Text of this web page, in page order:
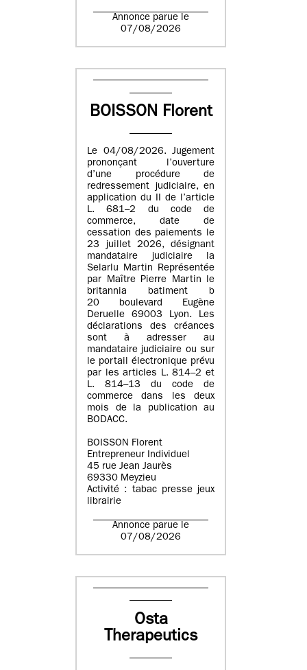
Annonce parue le
07/08/2026
BOISSON Florent
Le 04/08/2026. Jugement
prononçant l’ouverture
d’une procédure de
redressement judiciaire, en
application du II de l’article
L. 681–2 du code de
commerce, date de
cessation des paiements le
23 juillet 2026, désignant
mandataire judiciaire la
Selarlu Martin Représentée
par Maître Pierre Martin le
britannia batiment b
20 boulevard Eugène
Deruelle 69003 Lyon. Les
déclarations des créances
sont à adresser au
mandataire judiciaire ou sur
le portail électronique prévu
par les articles L. 814–2 et
L. 814–13 du code de
commerce dans les deux
mois de la publication au
BODACC.
BOISSON Florent
Entrepreneur Individuel
45 rue Jean Jaurès
69330 Meyzieu
Activité : tabac presse jeux
librairie
Annonce parue le
07/08/2026
Osta
Therapeutics